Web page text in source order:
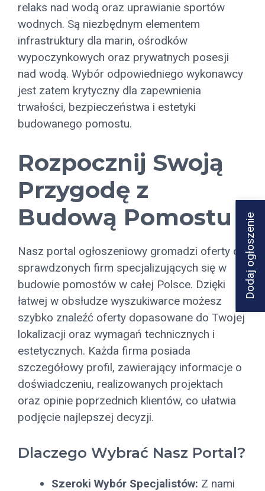
Dodaj ogłoszenie
relaks nad wodą oraz uprawianie sportów
wodnych. Są niezbędnym elementem
infrastruktury dla marin, ośrodków
wypoczynkowych oraz prywatnych posesji
nad wodą. Wybór odpowiedniego wykonawcy
jest zatem krytyczny dla zapewnienia
trwałości, bezpieczeństwa i estetyki
budowanego pomostu.
Rozpocznij Swoją
Przygodę z
Budową Pomostu
Nasz portal ogłoszeniowy gromadzi oferty od
sprawdzonych firm specjalizujących się w
budowie pomostów w całej Polsce. Dzięki
łatwej w obsłudze wyszukiwarce możesz
szybko znaleźć oferty dopasowane do Twojej
lokalizacji oraz wymagań technicznych i
estetycznych. Każda firma posiada
szczegółowy profil, zawierający informacje o
doświadczeniu, realizowanych projektach
oraz opinie poprzednich klientów, co ułatwia
podjęcie najlepszej decyzji.
Dlaczego Wybrać Nasz Portal?
Szeroki Wybór Specjalistów: Z nami